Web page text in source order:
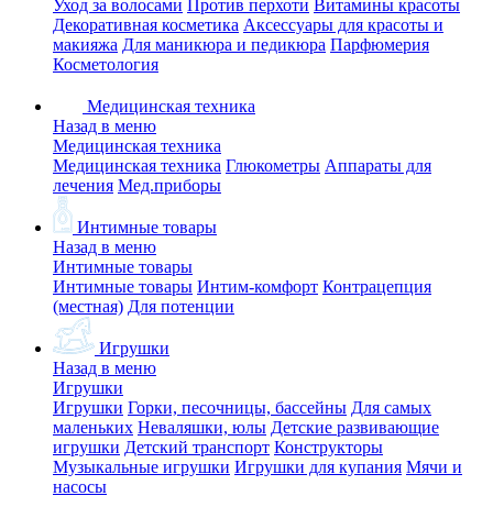
Уход за волосами Против перхоти Витамины красоты
Декоративная косметика Аксессуары для красоты и
макияжа Для маникюра и педикюра Парфюмерия
Косметология
Медицинская техника
Назад в меню
Медицинская техника
Медицинская техника Глюкометры Аппараты для
лечения Мед.приборы
Интимные товары
Назад в меню
Интимные товары
Интимные товары Интим-комфорт Контрацепция
(местная) Для потенции
Игрушки
Назад в меню
Игрушки
Игрушки Горки, песочницы, бассейны Для самых
маленьких Неваляшки, юлы Детские развивающие
игрушки Детский транспорт Конструкторы
Музыкальные игрушки Игрушки для купания Мячи и
насосы